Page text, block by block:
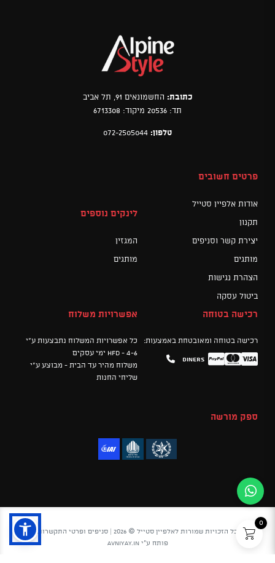
כתובת: החשמונאים 91, תל אביב
תד: 20536 מיקוד: 6713308
טלפון: 072-2505044
פרטים חשובים
אודות אלפיין סטייל
תקנון
יצירת קשר וסניפים
מותגים
הצהרת נגישות
ביטול עסקה
לינקים נוספים
המגזין
מותגים
רכישה בטוחה
רכישה בטוחה ומאובטחת באמצעות:
Visa
Mastercard
PayPal
Diners
אפשרויות משלוח
כל אפשרויות המשלוח נתבצעות ע"י
HFD - 4-6 ימי עסקים
משלוח מהיר עד הבית - מבוצע ע"י
שליחי החנות
ספק מורשה
כל הזכויות שמורות לאלפיין סטייל © 2026 |
סניפים ופרטי התקשרות
פותח ע"יavniyay.in
0